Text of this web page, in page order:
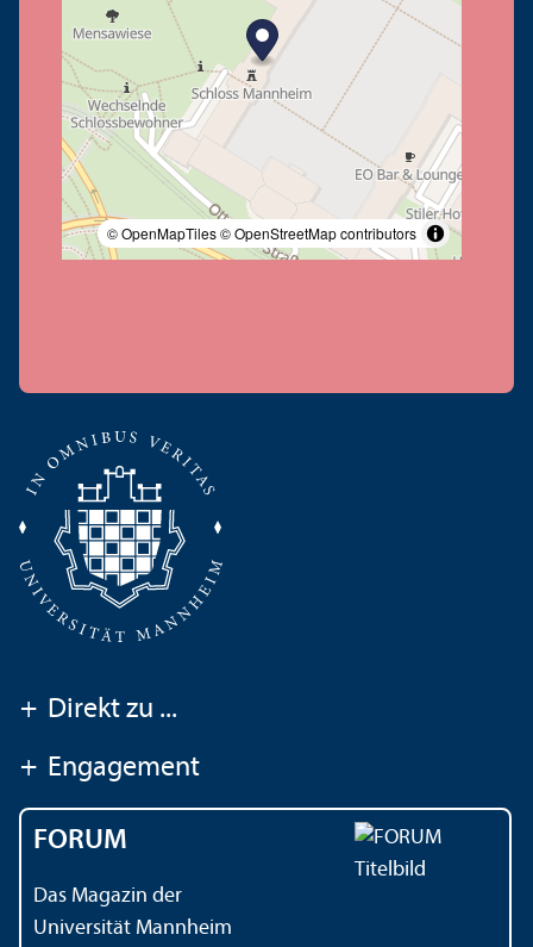
© OpenMapTiles© OpenStreetMap contributors
+ Direkt zu ...
+ Engagement
FORUM
Das Magazin der
Universität Mannheim